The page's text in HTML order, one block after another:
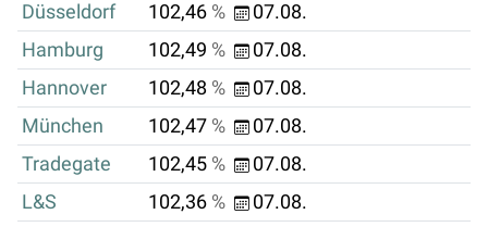
Düsseldorf
102,46 %
07.08.
Hamburg
102,49 %
07.08.
Hannover
102,48 %
07.08.
München
102,47 %
07.08.
Tradegate
102,45 %
07.08.
L&S
102,36 %
07.08.